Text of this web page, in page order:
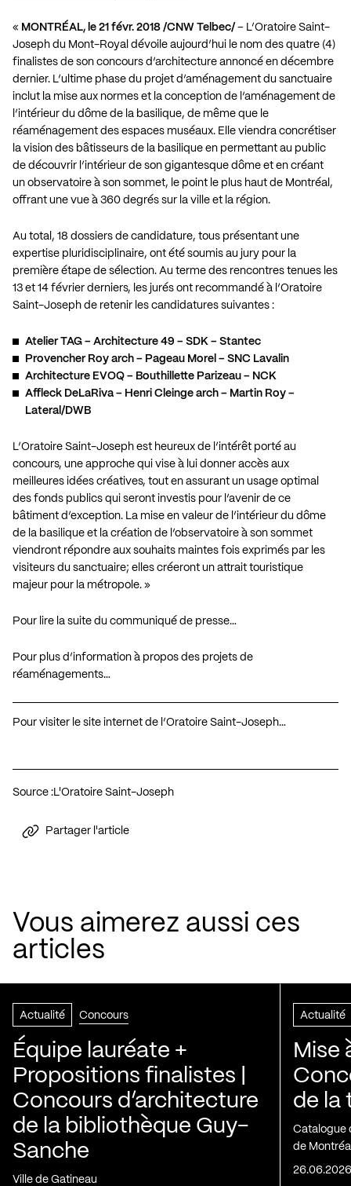
« MONTRÉAL, le 21 févr. 2018 /CNW Telbec/ – L’Oratoire Saint-
Joseph du Mont-Royal dévoile aujourd’hui le nom des quatre (4)
finalistes de son concours d’architecture annoncé en décembre
dernier. L’ultime phase du projet d’aménagement du sanctuaire
inclut la mise aux normes et la conception de l’aménagement de
l’intérieur du dôme de la basilique, de même que le
réaménagement des espaces muséaux. Elle viendra concrétiser
la vision des bâtisseurs de la basilique en permettant au public
de découvrir l’intérieur de son gigantesque dôme et en créant
un observatoire à son sommet, le point le plus haut de Montréal,
offrant une vue à 360 degrés sur la ville et la région.
Au total, 18 dossiers de candidature, tous présentant une
expertise pluridisciplinaire, ont été soumis au jury pour la
première étape de sélection. Au terme des rencontres tenues les
13 et 14 février derniers, les jurés ont recommandé à l’Oratoire
Saint-Joseph de retenir les candidatures suivantes :
Atelier TAG – Architecture 49 – SDK – Stantec
Provencher Roy arch – Pageau Morel – SNC Lavalin
Architecture EVOQ – Bouthillette Parizeau – NCK
Affleck DeLaRiva – Henri Cleinge arch – Martin Roy –
Lateral/DWB
L’Oratoire Saint-Joseph est heureux de l’intérêt porté au
concours, une approche qui vise à lui donner accès aux
meilleures idées créatives, tout en assurant un usage optimal
des fonds publics qui seront investis pour l’avenir de ce
bâtiment d’exception. La mise en valeur de l’intérieur du dôme
de la basilique et la création de l’observatoire à son sommet
viendront répondre aux souhaits maintes fois exprimés par les
visiteurs du sanctuaire; elles créeront un attrait touristique
majeur pour la métropole. »
Pour lire la suite du communiqué de presse…
Pour plus d’information à propos des projets de
réaménagements…
Pour visiter le site internet de l’Oratoire Saint-Joseph…
Source : L'Oratoire Saint-Joseph
Partager l'article
Vous aimerez aussi ces
articles
Actualité Concours
Équipe lauréate +
Propositions finalistes |
Concours d’architecture
de la bibliothèque Guy-
Sanche
Ville de Gatineau
Actualité
Mise
de la
Catalogue
de